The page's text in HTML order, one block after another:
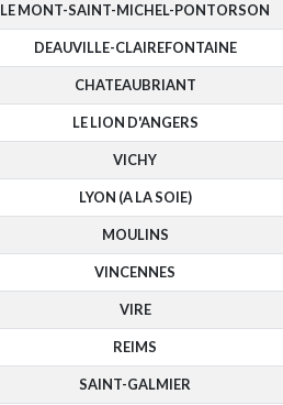
LE MONT-SAINT-MICHEL-PONTORSON
DEAUVILLE-CLAIREFONTAINE
CHATEAUBRIANT
LE LION D'ANGERS
VICHY
LYON (A LA SOIE)
MOULINS
VINCENNES
VIRE
REIMS
SAINT-GALMIER